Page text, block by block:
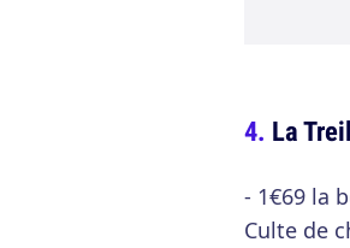
La
- 1€69 la
Culte de